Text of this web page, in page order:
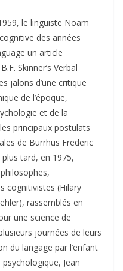
le linguiste Noam
des années
un article
Skinner’s Verbal
jalons d’une critique
de l’époque,
et de la
principaux postulats
de Burrhus Frederic
plus tard, en 1975,
cognitivistes (Hilary
rassemblés en
une science de
journées de leurs
du langage par l’enfant
Jean